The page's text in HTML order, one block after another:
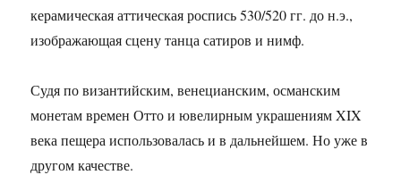
керамическая аттическая роспись 530/520 гг. до н.э.,
изображающая сцену танца сатиров и нимф.
Судя по византийским, венецианским, османским
монетам времен Отто и ювелирным украшениям XIX
века пещера использовалась и в дальнейшем. Но уже в
другом качестве.